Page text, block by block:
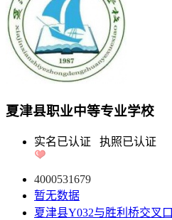
夏津县职业中等专业学校
实名已认证 执照已认证
4000531679
暂无数据
夏津县Y032与胜利桥交叉口